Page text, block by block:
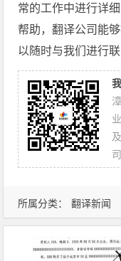
所属分类： 翻译新闻
常的工作中进行详
帮助，翻译公司能
以随时与我们进行联